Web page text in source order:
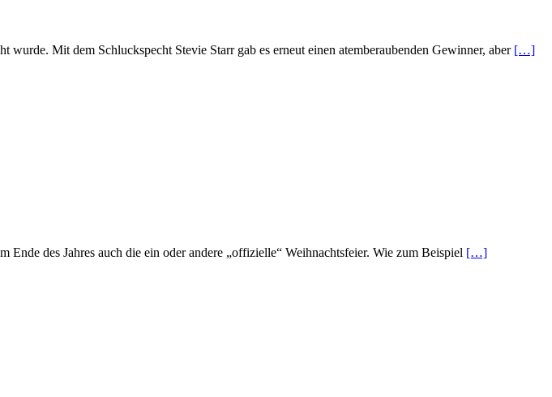
Mit dem Schluckspecht Stevie Starr gab es erneut einen atemberaubenden Gewinner, aber […]
des Jahres auch die ein oder andere „offizielle“ Weihnachtsfeier. Wie zum Beispiel […]